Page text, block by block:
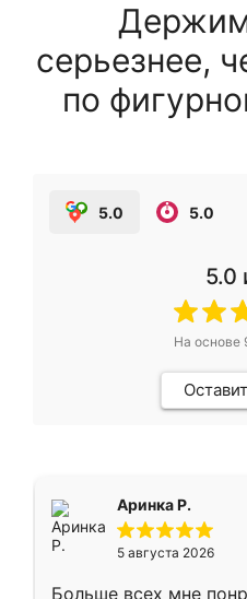
серьезнее,
по
5.0 5.0
5.0
На основе
Аринка Р.
5 августа 2026
Больше всех мне